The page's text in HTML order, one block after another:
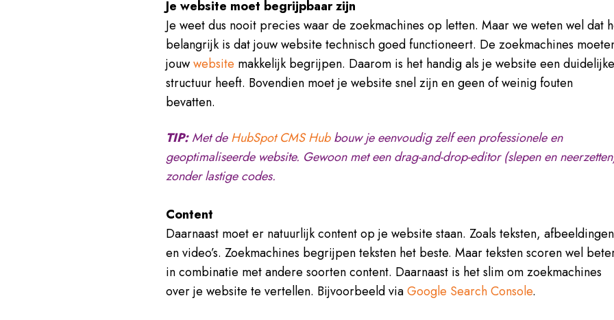
Je website moet begrijpbaar zijn
Je weet dus nooit precies waar de zoekmachines op letten.Maar we weten wel dat
belangrijk is dat jouw website technisch goed functioneert. De zoekmachines
jouwwebsite makkelijk begrijpen. Daarom is het handig als je website een
structuur heeft. Bovendien moet je website snel zijn en geen of weinig fouten
bevatten.
TIP:Met deHubSpot CMS Hubbouw je eenvoudig zelf een professionele en
geoptimaliseerde website. Gewoon met een drag-and-drop-editor (slepen en
zonder lastige codes.
Content
Daarnaast moet er natuurlijk content op je website staan. Zoals teksten, afbeeldingen
en video’s. Zoekmachines begrijpen teksten het beste. Maar teksten scoren wel
in combinatie met andere soorten content. Daarnaast is het slim om zoekmachines
over je website te vertellen. Bijvoorbeeld viaGoogle Search Console.